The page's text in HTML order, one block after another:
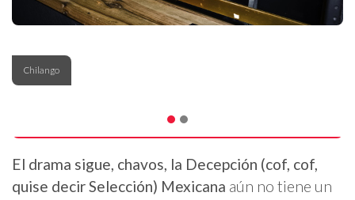
Chilango
El drama sigue, chavos, la Decepción (cof, cof,
quise decir Selección) Mexicana aún no tiene un